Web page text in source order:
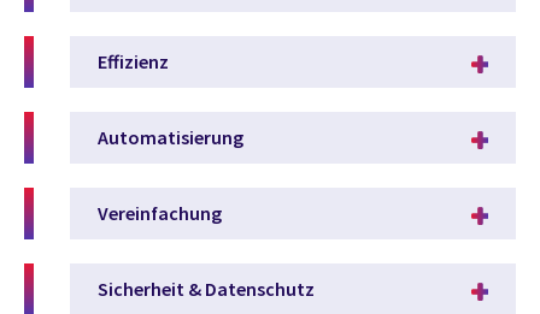
Effizienz
Automatisierung
Vereinfachung
Sicherheit & Datenschutz